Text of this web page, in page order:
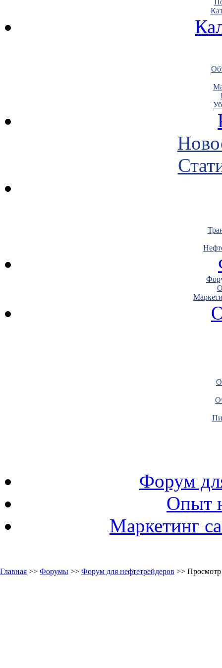
Форум
Опыт
Маркетинг
Главная >> Форумы >> Форум для нефтетрейдеров >>